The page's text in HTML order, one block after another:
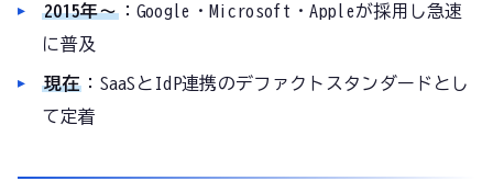
2015年〜：Google・Microsoft・Appleが採用し急速
に普及
現在 ：SaaSとIdP連携のデファクトスタンダードとし
て定着